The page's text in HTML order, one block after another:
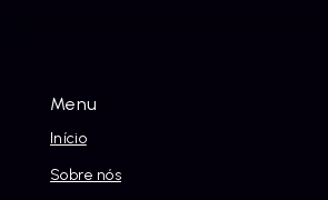
Menu
Início
Sobre nós